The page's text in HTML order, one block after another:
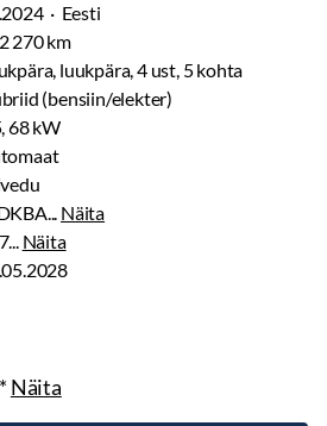
· Eesti
270 km
luukpära, 4 ust, 5 kohta
(bensiin/elekter)
68 kW
Näita
Näita
Näita